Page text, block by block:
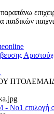
παιδικών